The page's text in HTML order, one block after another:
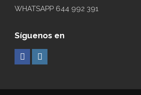
WHATSAPP 644 992 391
Síguenos en